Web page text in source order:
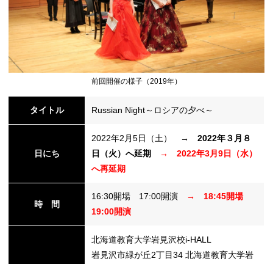
ョ
前回開催の様子（2019年）
タイトル Russian Night～ロシアの夕べ～
日にち
2022年2月5日（土） → 2022年３月８
日（火）へ延期 → 2022年3月9日（水）
へ再延期
時 間
16:30開場 17:00開演
→ 18:45開場
19:00開演
北海道教育大学岩見沢校i-HALL
岩見沢市緑が丘2丁目34 北海道教育大学岩